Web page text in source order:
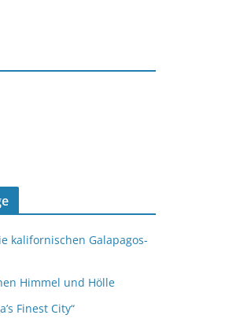
kalifornischen Galapagos-
Himmel und Hölle
Finest City“